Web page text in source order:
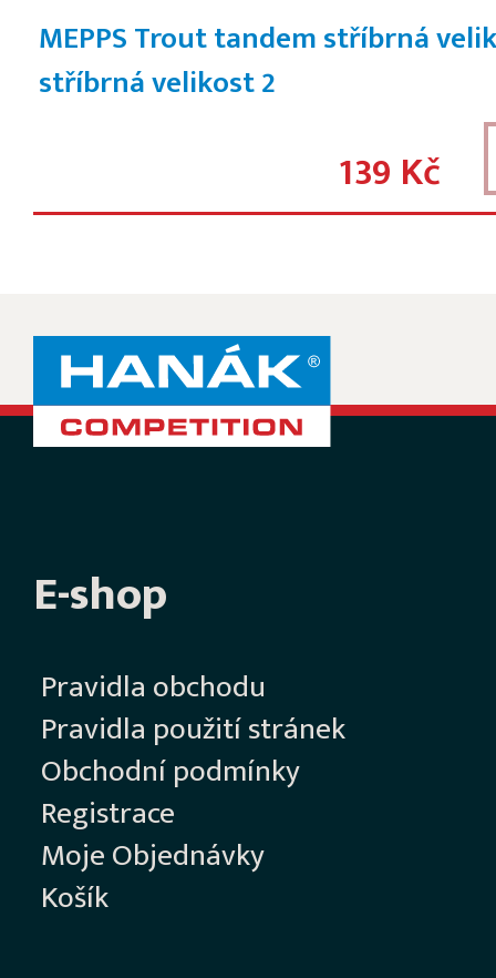
MEPPS Trout tandem stříbrná
stříbrná velikost 2
139 Kč
E-shop
Pravidla obchodu
Pravidla použití stránek
Obchodní podmínky
Registrace
Moje Objednávky
Košík